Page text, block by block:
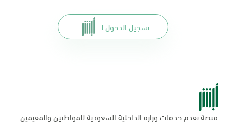
تسجيل الدخول لـ
منصة تقدم خدمات وزارة الداخلية السعودية للمواطنين والمقيمين